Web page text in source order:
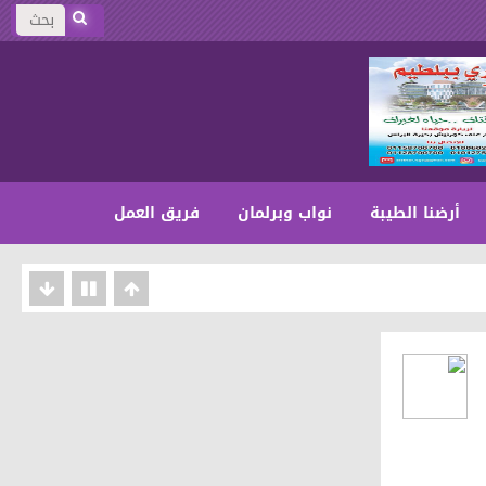
أرضنا الطيبة نواب وبرلمان فريق العمل
المجتمع